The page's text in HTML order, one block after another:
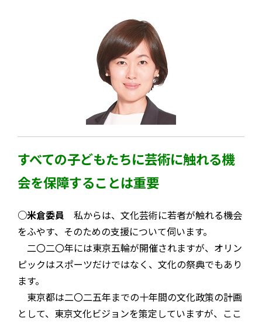
すべての子どもたちに芸術に触れる機
会を保障することは重要
○米倉委員 私からは、文化芸術に若者が触れる機会
をふやす、そのための支援について伺います。
二〇二〇年には東京五輪が開催されますが、オリン
ピックはスポーツだけではなく、文化の祭典でもあり
ます。
東京都は二〇二五年までの十年間の文化政策の計画
として、東京文化ビジョンを策定していますが、ここ